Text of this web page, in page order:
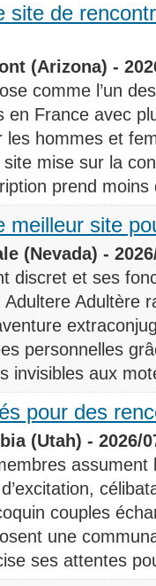
site de
(Arizona) -
comme l’un
en France avec
les hommes et
mise sur la
prend
meilleur site
(Nevada) -
discret et ses
Adultère
personnelles
invisibles aux
pour des
(Utah) - 2026/
couples
une
ses attentes